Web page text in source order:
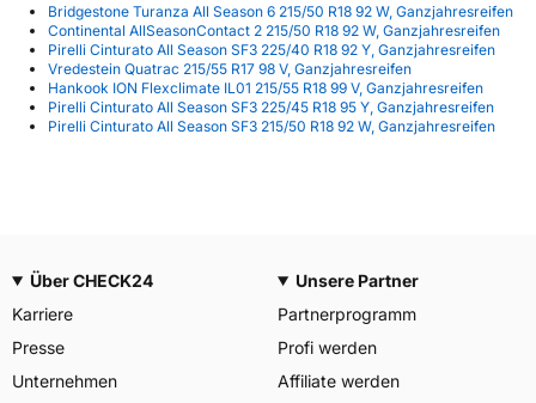
Bridgestone Turanza All Season 6 215/50 R18 92 W, Ganzjahresreifen
Continental AllSeasonContact 2 215/50 R18 92 W, Ganzjahresreifen
Pirelli Cinturato All Season SF3 225/40 R18 92 Y, Ganzjahresreifen
Vredestein Quatrac 215/55 R17 98 V, Ganzjahresreifen
Hankook ION Flexclimate IL01 215/55 R18 99 V, Ganzjahresreifen
Pirelli Cinturato All Season SF3 225/45 R18 95 Y, Ganzjahresreifen
Pirelli Cinturato All Season SF3 215/50 R18 92 W, Ganzjahresreifen
Über CHECK24
Karriere
Presse
Unternehmen
Unsere Partner
Partnerprogramm
Profi werden
Affiliate werden